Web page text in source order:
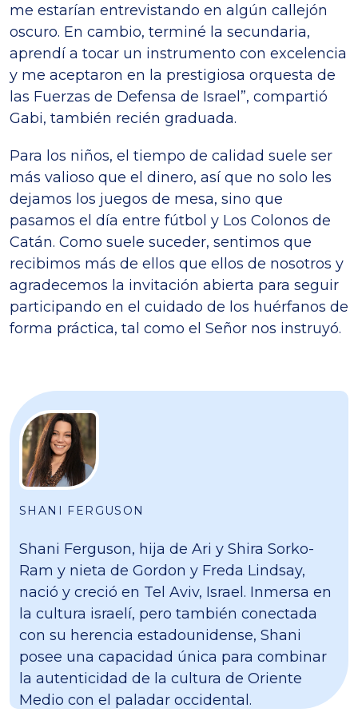
me estarían entrevistando en algún callejón
oscuro. En cambio, terminé la secundaria,
aprendí a tocar un instrumento con excelencia
y me aceptaron en la prestigiosa orquesta de
las Fuerzas de Defensa de Israel”, compartió
Gabi, también recién graduada.
Para los niños, el tiempo de calidad suele ser
más valioso que el dinero, así que no solo les
dejamos los juegos de mesa, sino que
pasamos el día entre fútbol y Los Colonos de
Catán. Como suele suceder, sentimos que
recibimos más de ellos que ellos de nosotros y
agradecemos la invitación abierta para seguir
participando en el cuidado de los huérfanos de
forma práctica, tal como el Señor nos instruyó.
SHANI FERGUSON
Shani Ferguson, hija de Ari y Shira Sorko-
Ram y nieta de Gordon y Freda Lindsay,
nació y creció en Tel Aviv, Israel. Inmersa en
la cultura israelí, pero también conectada
con su herencia estadounidense, Shani
posee una capacidad única para combinar
la autenticidad de la cultura de Oriente
Medio con el paladar occidental.